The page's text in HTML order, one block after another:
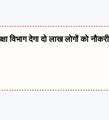
विभाग देगा दो लाख लोगों को